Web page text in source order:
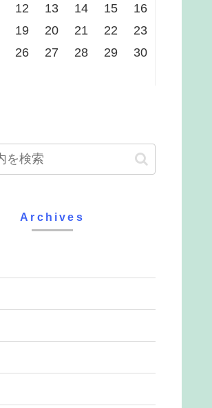
12 13 14 15
16
19 20 21 22
23
26 27 28 29
30
Archives